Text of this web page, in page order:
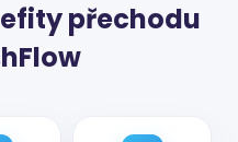
přechodu